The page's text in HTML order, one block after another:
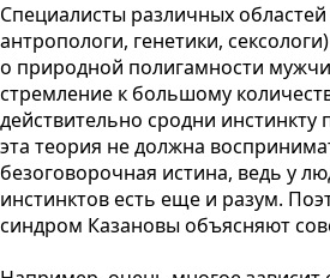
Специалисты различных
антропологи, генетики,
о природной полигамности
стремление к большому
действительно сродни
эта теория не должна
безоговорочная истина, ведь у
инстинктов есть еще и разум.
синдром Казановы объясняют